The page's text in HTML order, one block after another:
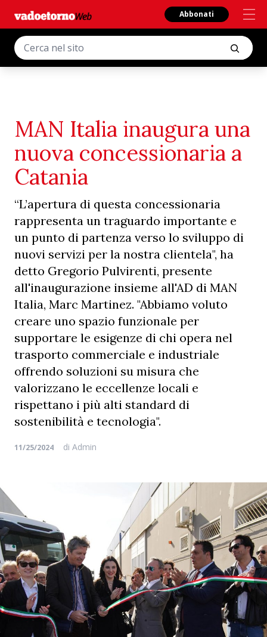
Abbonati
MAN Italia inaugura una
nuova concessionaria a
Catania
“L’apertura di questa concessionaria
rappresenta un traguardo importante e
un punto di partenza verso lo sviluppo di
nuovi servizi per la nostra clientela", ha
detto Gregorio Pulvirenti, presente
all'inaugurazione insieme all'AD di MAN
Italia, Marc Martinez. "Abbiamo voluto
creare uno spazio funzionale per
supportare le esigenze di chi opera nel
trasporto commerciale e industriale
offrendo soluzioni su misura che
valorizzano le eccellenze locali e
rispettano i più alti standard di
sostenibilità e tecnologia".
11/25/2024 di Admin